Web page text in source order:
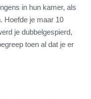
in hun kamer, als
Hoefde je maar 10
je dubbelgespierd,
toen al dat je er